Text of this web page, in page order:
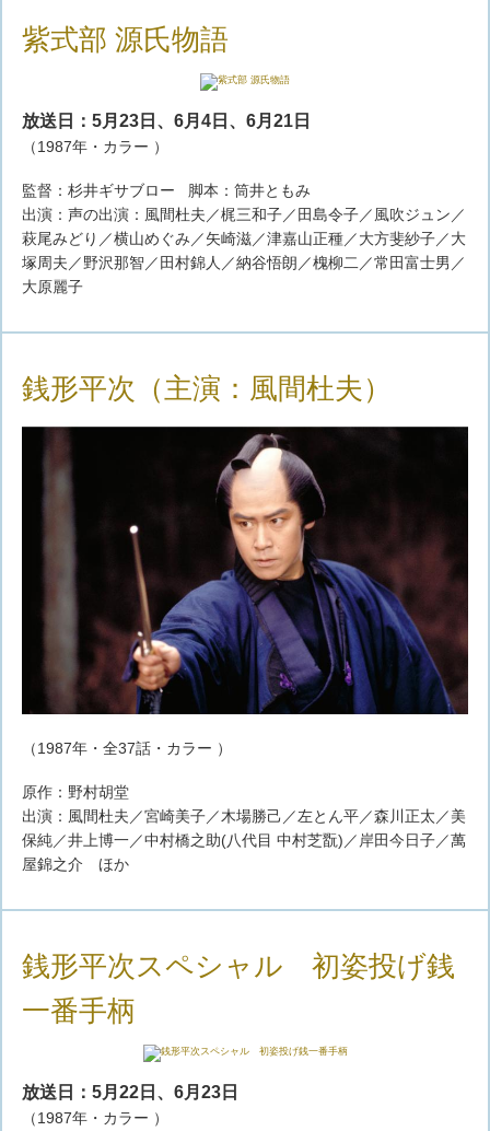
紫式部 源氏物語
放送日：5月23日、6月4日、6月21日
（1987年・カラー ）
監督：杉井ギサブロー 脚本：筒井ともみ
出演：声の出演：風間杜夫／梶三和子／田島令子／風吹ジュン／
萩尾みどり／横山めぐみ／矢崎滋／津嘉山正種／大方斐紗子／大
塚周夫／野沢那智／田村錦人／納谷悟朗／槐柳二／常田富士男／
大原麗子
銭形平次（主演：風間杜夫）
（1987年・全37話・カラー ）
原作：野村胡堂
出演：風間杜夫／宮崎美子／木場勝己／左とん平／森川正太／美
保純／井上博一／中村橋之助(八代目 中村芝翫)／岸田今日子／萬
屋錦之介 ほか
銭形平次スペシャル 初姿投げ銭
一番手柄
放送日：5月22日、6月23日
（1987年・カラー ）